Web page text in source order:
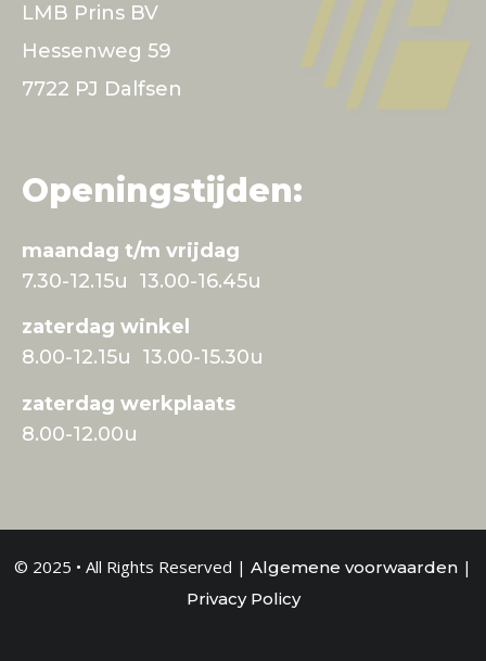
LMB Prins BV
Hessenweg 59
7722 PJ Dalfsen
Openingstijden:
maandag t/m vrijdag
7.30-12.15u 13.00-16.45u
zaterdag winkel
8.00-12.15u 13.00-15.30u
zaterdag werkplaats
8.00-12.00u
© 2025 • All Rights Reserved | Algemene voorwaarden |
Privacy Policy